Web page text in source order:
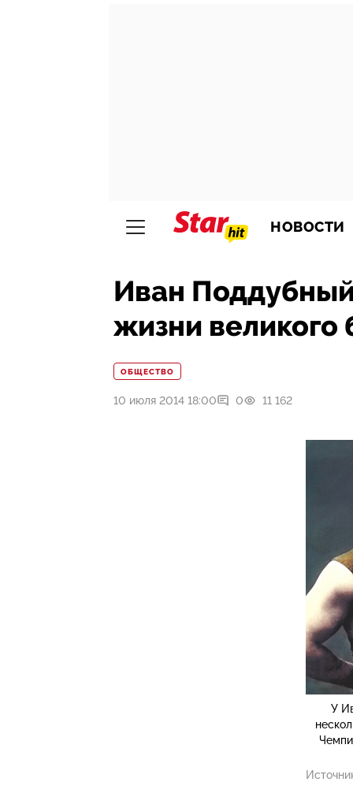
НОВОСТИ
Иван
жизни великого
ОБЩЕСТВО
10 июля 2014 18:00 0 11 162
У